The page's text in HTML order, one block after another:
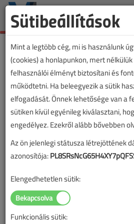
Sütibeállítások
Mint a legtöbb cég, mi is használunk
(cookies) a honlapunkon, mert
felhasználói élményt biztosítani és
működtetni. Ha beleegyezik a sütik
elfogadását. Önnek lehetősége van a
sütiken kívül egyénileg kiválasztani,
engedélyez. Ezekről alább bővebben
Az ön jelenlegi státusza létrejöttének
azonosítója:
Elengedhetetlen sütik:
Funkcionális sütik: